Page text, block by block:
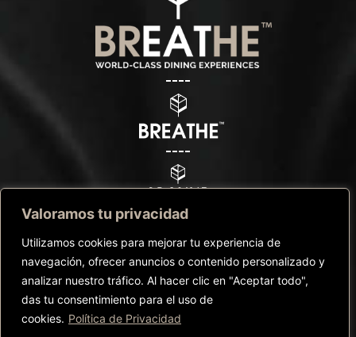
Valoramos tu privacidad
Utilizamos cookies para mejorar tu experiencia de
navegación, ofrecer anuncios o contenido personalizado y
analizar nuestro tráfico. Al hacer clic en "Aceptar todo",
das tu consentimiento para el uso de
cookies. Política de Privacidad
©Copyright Breathe™ – 2025 |Política de Privacidad